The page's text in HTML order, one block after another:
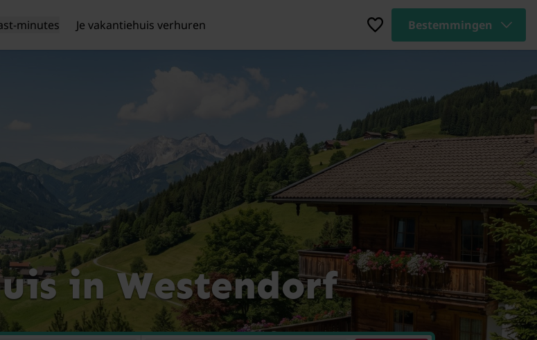
minutes Je vakantiehuis verhuren Bestemmingen
in Westendorf